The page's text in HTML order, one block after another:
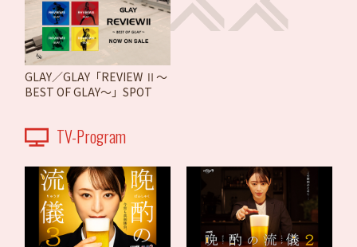
GLAY／GLAY「REVIEW Ⅱ～
BEST OF GLAY～」SPOT
TV-Program